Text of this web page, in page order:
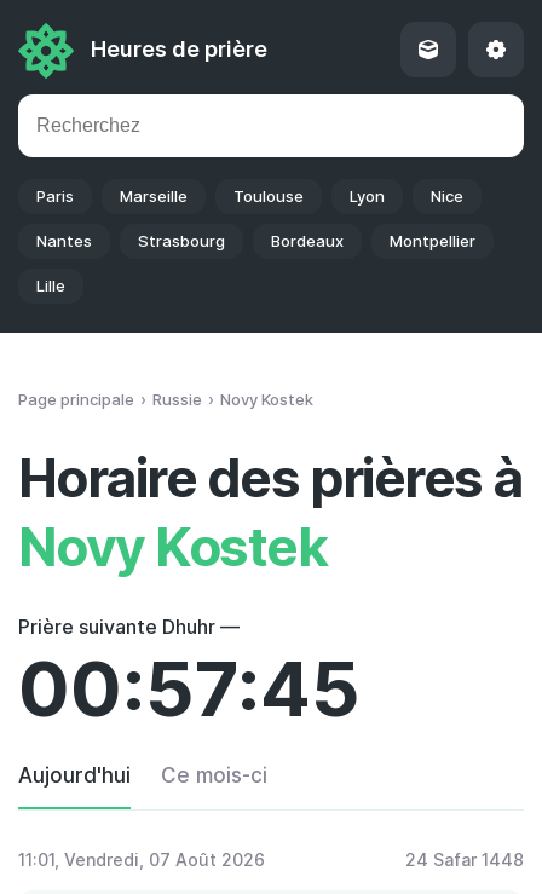
Heures de prière
Paris Marseille Toulouse Lyon Nice
Nantes Strasbourg Bordeaux Montpellier
Lille
Page principale Russie Novy Kostek
Horaire des prières à
Novy Kostek
Prière suivante Dhuhr —
00:57:45
Aujourd'hui Ce mois-ci
11:01 , Vendredi, 07 Août 2026 24 Safar 1448